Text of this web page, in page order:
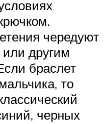
чередуют
другим
браслет
то
черных